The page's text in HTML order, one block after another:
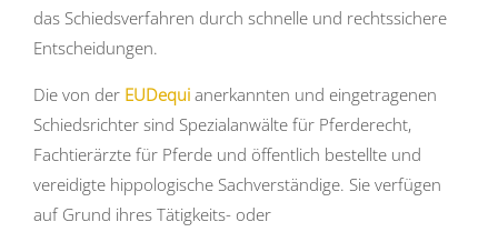
das Schiedsverfahren durch schnelle und rechtssichere
Entscheidungen.
Die von der EUDequi anerkannten und eingetragenen
Schiedsrichter sind Spezialanwälte für Pferderecht,
Fachtierärzte für Pferde und öffentlich bestellte und
vereidigte hippologische Sachverständige. Sie verfügen
auf Grund ihres Tätigkeits- oder